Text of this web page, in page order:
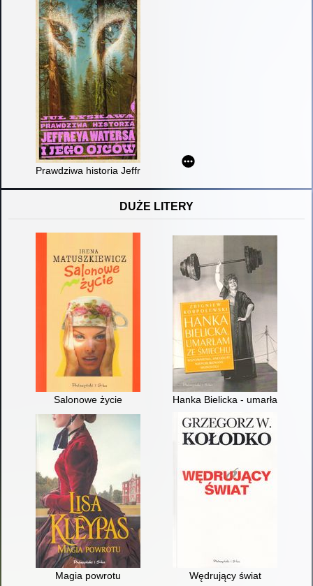
Prawdziwa historia Jeffreya Watersa i jego ojców
DUŻE LITERY
Salonowe życie Hanka Bielicka - umarłam ze
Magia powrotu Wędrujący świat